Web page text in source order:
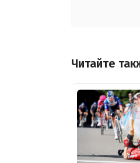
Читайте